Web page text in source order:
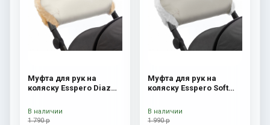
Муфта для рук на
коляску Esspero Diaz
Beige
1 790 р
В наличии
Муфта для рук на
коляску Esspero Soft
1 990 р
В наличии